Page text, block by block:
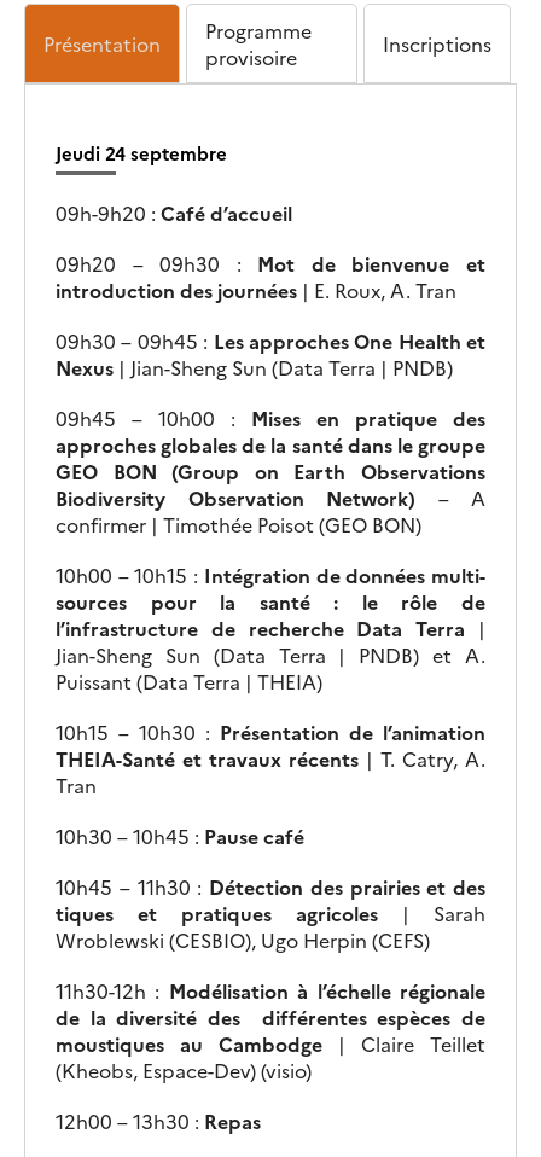
Présentation
Programme
provisoire
Inscriptions
Jeudi 24 septembre
09h-9h20 : Café d’accueil
09h20 – 09h30 : Mot de bienvenue et
introduction des journées | E. Roux, A. Tran
09h30 – 09h45 : Les approches One Health et
Nexus | Jian-Sheng Sun (Data Terra | PNDB)
09h45 – 10h00 : Mises en pratique des
approches globales de la santé dans le groupe
GEO BON (Group on Earth Observations
Biodiversity Observation Network) – A
confirmer | Timothée Poisot (GEO BON)
10h00 – 10h15 : Intégration de données multi-
sources pour la santé : le rôle de
l’infrastructure de recherche Data Terra |
Jian-Sheng Sun (Data Terra | PNDB) et A.
Puissant (Data Terra | THEIA)
10h15 – 10h30 : Présentation de l’animation
THEIA-Santé et travaux récents | T. Catry, A.
Tran
10h30 – 10h45 : Pause café
10h45 – 11h30 : Détection des prairies et des
tiques et pratiques agricoles | Sarah
Wroblewski (CESBIO), Ugo Herpin (CEFS)
11h30-12h : Modélisation à l’échelle régionale
de la diversité des différentes espèces de
moustiques au Cambodge | Claire Teillet
(Kheobs, Espace-Dev) (visio)
12h00 – 13h30 : Repas